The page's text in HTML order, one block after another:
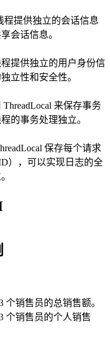
程提供独立的会话信息
会话信息。
提供独立的用户身份信
立性和安全性。
来保存事务
的事务处理独立。
保存每个请求
），可以实现日志的全
个销售员的总销售额。
个销售员的个人销售